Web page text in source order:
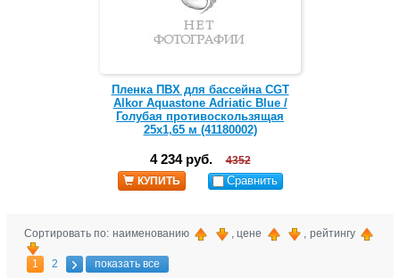
Пленка ПВХ для бассейна CGT
Alkor Aquastone Adriatic Blue /
Голубая противоскользящая
25х1,65 м (41180002)
4 234 руб.
4352
КУПИТЬ
Сравнить
Сортировать по: наименованию , цене , рейтингу
1 2 показать все